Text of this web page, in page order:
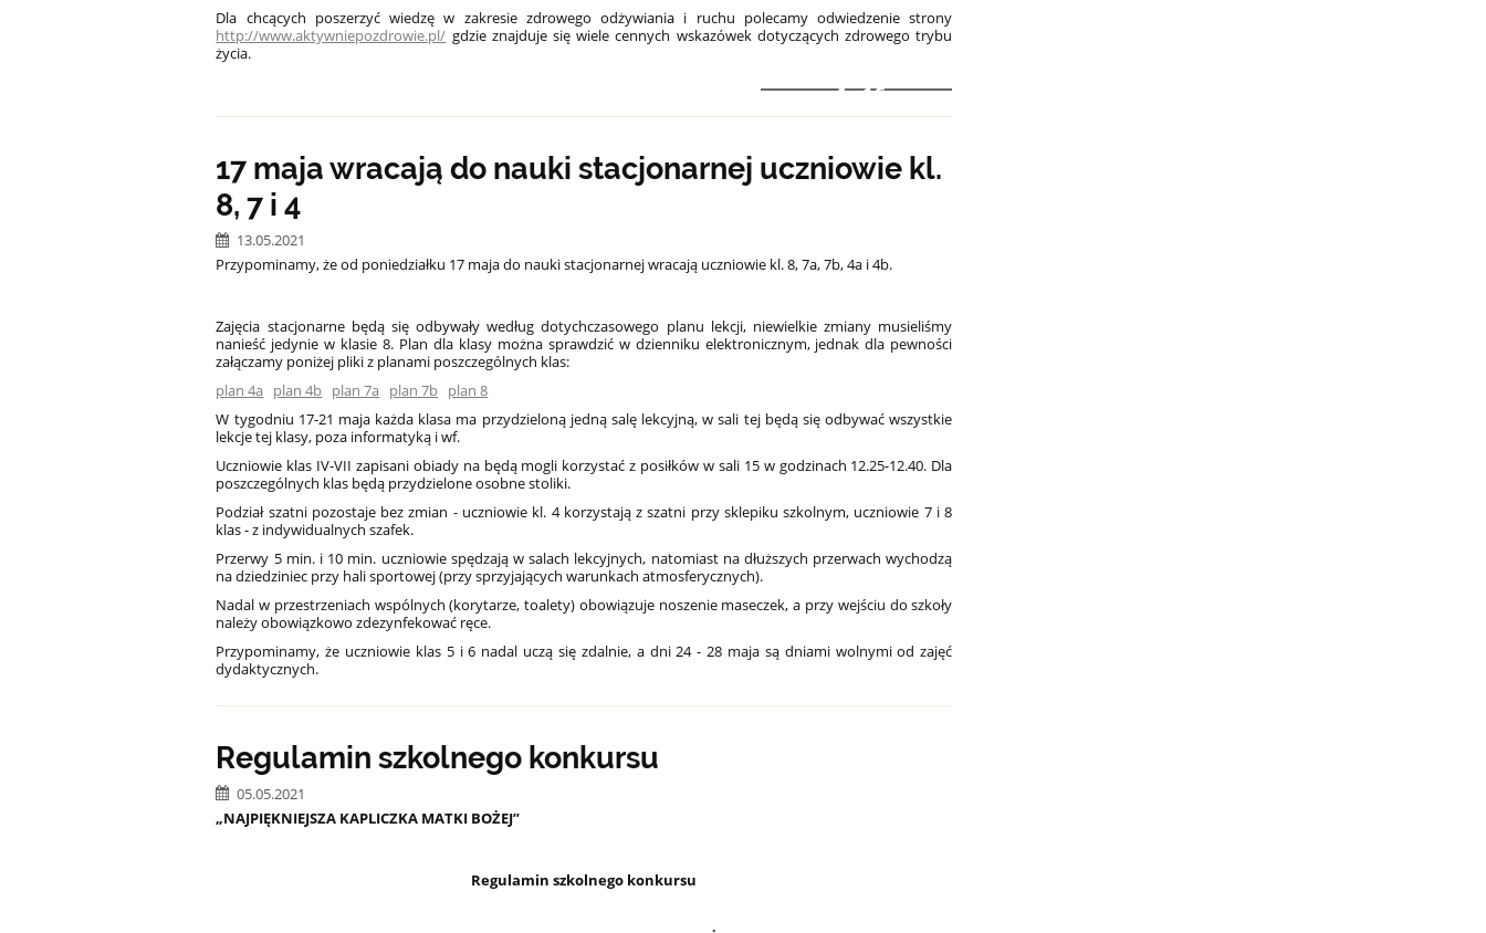
Dla chcących poszerzyć wiedzę w zakresie zdrowego odżywiania i ruchu polecamy odwiedzenie strony
http://www.aktywniepozdrowie.pl/ gdzie znajduje się wiele cennych wskazówek dotyczących zdrowego trybu
życia.
16
17 maja wracają do nauki stacjonarnej uczniowie kl.
8, 7 i 4
13.05.2021
Przypominamy, że od poniedziałku 17 maja do nauki stacjonarnej wracają uczniowie kl. 8, 7a, 7b, 4a i 4b.
Zajęcia stacjonarne będą się odbywały według dotychczasowego planu lekcji, niewielkie zmiany musieliśmy
nanieść jedynie w klasie 8. Plan dla klasy można sprawdzić w dzienniku elektronicznym, jednak dla pewności
załączamy poniżej pliki z planami poszczególnych klas:
plan 4a
plan 4b plan 7a plan 7b plan 8
W tygodniu 17-21 maja każda klasa ma przydzieloną jedną salę lekcyjną, w sali tej będą się odbywać wszystkie
lekcje tej klasy, poza informatyką i wf.
Uczniowie klas IV-VII zapisani obiady na będą mogli korzystać z posiłków w sali 15 w godzinach 12.25-12.40. Dla
poszczególnych klas będą przydzielone osobne stoliki.
Podział szatni pozostaje bez zmian - uczniowie kl. 4 korzystają z szatni przy sklepiku szkolnym, uczniowie 7 i 8
klas - z indywidualnych szafek.
Przerwy 5 min. i 10 min. uczniowie spędzają w salach lekcyjnych, natomiast na dłuższych przerwach wychodzą
na dziedziniec przy hali sportowej (przy sprzyjających warunkach atmosferycznych).
Nadal w przestrzeniach wspólnych (korytarze, toalety) obowiązuje noszenie maseczek, a przy wejściu do szkoły
należy obowiązkowo zdezynfekować ręce.
Przypominamy, że uczniowie klas 5 i 6 nadal uczą się zdalnie, a dni 24 - 28 maja są dniami wolnymi od zajęć
dydaktycznych.
Regulamin szkolnego konkursu
05.05.2021
„NAJPIĘKNIEJSZA KAPLICZKA MATKI BOŻEJ”
Regulamin szkolnego konkursu